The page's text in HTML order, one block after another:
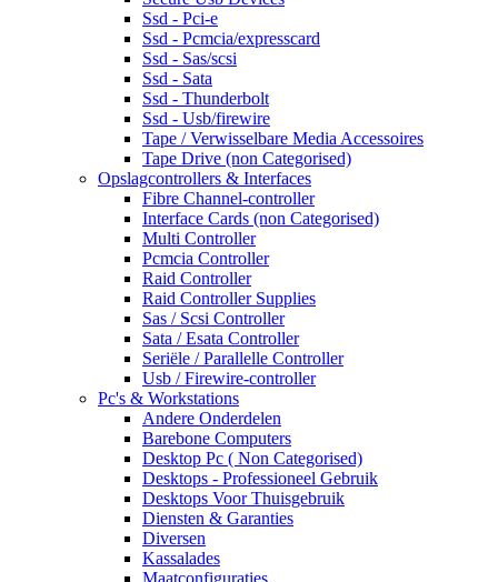
Ssd - Pci-e
Ssd - Pcmcia/expresscard
Ssd - Sas/scsi
Ssd - Sata
Ssd - Thunderbolt
Ssd - Usb/firewire
Tape / Verwisselbare Media Accessoires
Tape Drive (non Categorised)
Opslagcontrollers & Interfaces
Fibre Channel-controller
Interface Cards (non Categorised)
Multi Controller
Pcmcia Controller
Raid Controller
Raid Controller Supplies
Sas / Scsi Controller
Sata / Esata Controller
Seriële / Parallelle Controller
Usb / Firewire-controller
Pc's & Workstations
Andere Onderdelen
Barebone Computers
Desktop Pc ( Non Categorised)
Desktops - Professioneel Gebruik
Desktops Voor Thuisgebruik
Diensten & Garanties
Diversen
Kassalades
Maatconfiguraties